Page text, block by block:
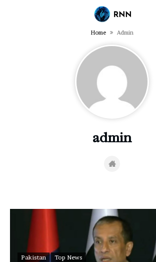
Home Admin
admin
Pakistan Top News